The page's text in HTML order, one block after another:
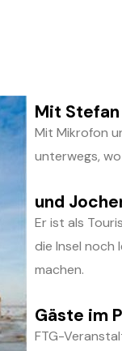
Mit Stefan
Mit Mikrofon
unterwegs,
und
Er ist als
die Insel noch
machen.
Gäste im
FTG-